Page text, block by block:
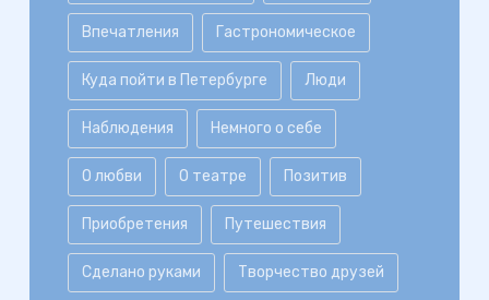
Впечатления Гастрономическое
Куда пойти в Петербурге Люди
Наблюдения Немного о себе
О любви О театре Позитив
Приобретения Путешествия
Сделано руками Творчество друзей